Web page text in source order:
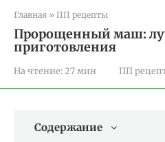
Главная » ПП рецепты
Пророщенный маш:
приготовления
На чтение: 27 мин ПП
Содержание